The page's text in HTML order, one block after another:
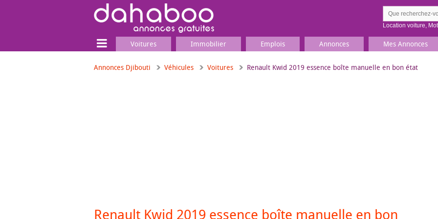
Location voiture,
Voitures Immobilier Emplois Annonces Mes Annonces
Annonces Djibouti Véhicules Voitures Renault Kwid 2019 essence boîte manuelle en bon état
Renault Kwid 2019 essence boîte manuelle en bon